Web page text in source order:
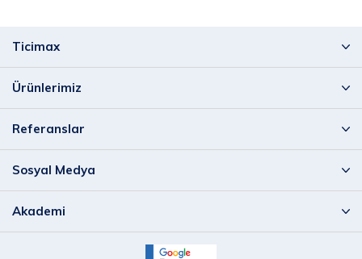
Ticimax
Ürünlerimiz
Referanslar
Sosyal Medya
Akademi